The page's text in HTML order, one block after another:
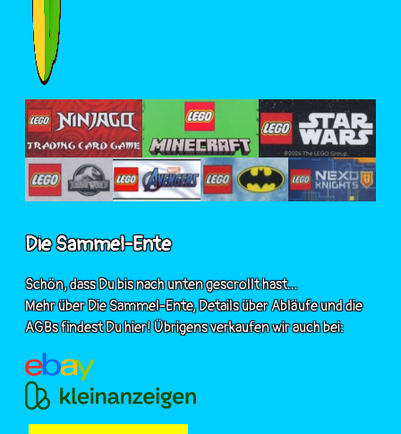
Die Sammel-Ente
Schön, dass Du bis nach unten gescrollt hast...
Mehr über Die Sammel-Ente, Details über Abläufe und die
AGBs findest Du hier! Übrigens verkaufen wir auch bei: